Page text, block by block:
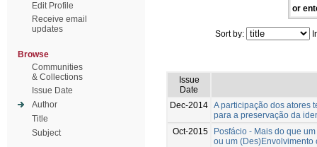
Edit Profile
Receive email
updates
Browse
Communities
& Collections
Issue Date
Author
Title
Subject
or
Sort by:
Issue
Date
Dec-2014 A participação dos atores
para a preservação da
Oct-2015
Posfácio - Mais do que
ou um (Des)Envolvimento